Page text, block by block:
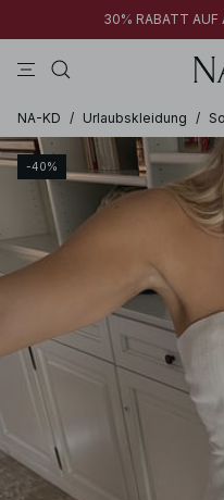
30% RABATT AUF
NA-KD / Urlaubskleidung /
-40%